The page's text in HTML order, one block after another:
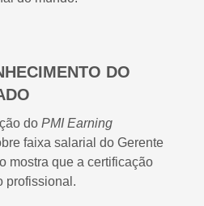
DO
do PMI Earning
faixa salarial do Gerente
mostra que a certificação
profissional.